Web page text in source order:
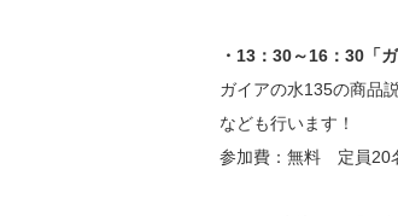
・13：30～16：30「
ガイアの水135の商品
なども行います！
参加費：無料 定員20